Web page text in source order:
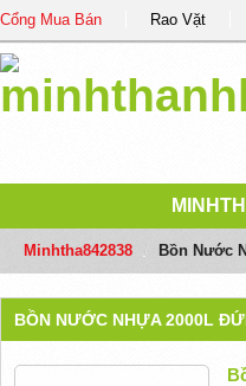
Cổng Mua Bán Rao Vặt
Minhtha842838 Bồn Nước
BỒN NƯỚC NHỰA 2000L